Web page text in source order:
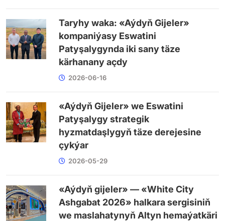
Taryhy waka: «Aýdyň Gijeler»
kompaniýasy Eswatini
Patyşalygynda iki sany täze
kärhanany açdy
2026-06-16
«Aýdyň Gijeler» we Eswatini
Patyşalygy strategik
hyzmatdaşlygyň täze derejesine
çykýar
2026-05-29
«Aýdyň gijeler» — «White City
Ashgabat 2026» halkara sergisiniň
we maslahatynyň Altyn hemaýatkäri